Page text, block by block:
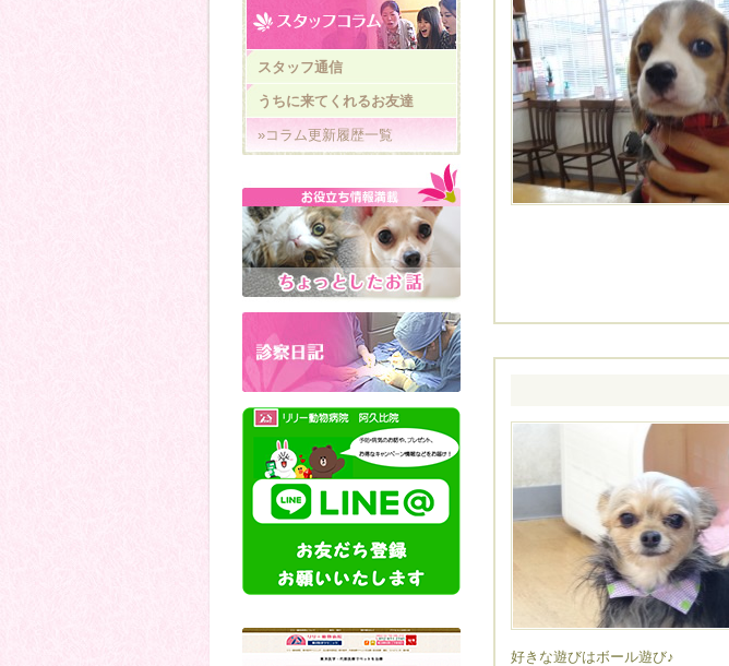
好きな遊びはボール遊び♪
スタッフ通信
うちに来てくれるお友達
»コラム更新履歴一覧